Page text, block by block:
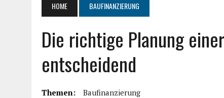
NOVEMBER 20, 2025 | GEWERBEIMMOBILIEN ALS
JULI 30, 2026
| MITARBEITER MITNEHMEN: WIE MAN MONTEURE
HOME BAUFINANZIERUNG
Die richtige Planung
entscheidend
Themen: Baufinanzierung